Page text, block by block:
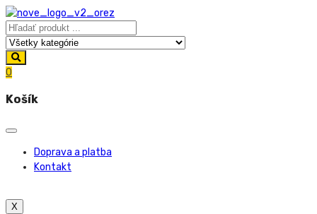
0
Košík
Doprava a platba
Kontakt
X